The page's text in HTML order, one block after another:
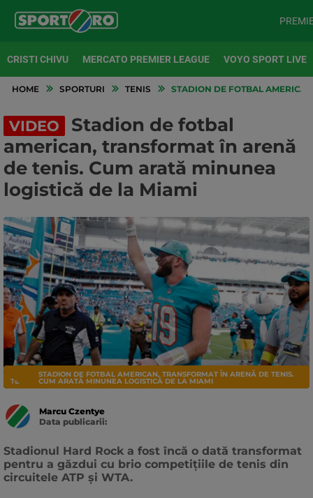
CRISTI CHIVU MERCATO PREMIER LEAGUE VOYO SPORT LIVE
HOME SPORTURI TENIS STADION DE FOTBAL
VIDEO
Stadion de fotbal
american, transformat în arenă
de tenis. Cum arată minunea
logistică de la Miami
TENIS
STADION DE FOTBAL AMERICAN, TRANSFORMAT ÎN ARENĂ DE TENIS.
CUM ARATĂ MINUNEA LOGISTICĂ DE LA MIAMI
Marcu Czentye
Data publicarii:
Stadionul Hard Rock a fost încă o dată transformat
pentru a găzdui cu brio competițiile de tenis din
circuitele ATP și WTA.